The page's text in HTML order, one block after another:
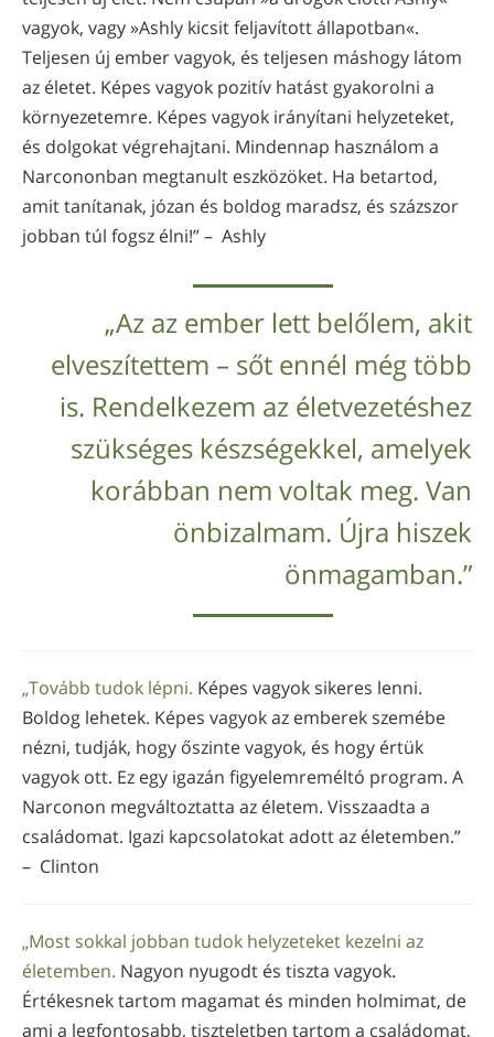
vagyok, vagy »Ashly kicsit feljavított állapotban«.
Teljesen új ember vagyok, és teljesen máshogy látom
az életet. Képes vagyok pozitív hatást gyakorolni a
környezetemre. Képes vagyok irányítani helyzeteket,
és dolgokat végrehajtani. Mindennap használom a
Narcononban megtanult eszközöket. Ha betartod,
amit tanítanak, józan és boldog maradsz, és százszor
jobban túl fogsz élni!” – Ashly
„Az az ember lett belőlem, akit
elveszítettem – sőt ennél még több
is. Rendelkezem az életvezetéshez
szükséges készségekkel, amelyek
korábban nem voltak meg. Van
önbizalmam. Újra hiszek
önmagamban.”
„Tovább tudok lépni. Képes vagyok sikeres lenni.
Boldog lehetek. Képes vagyok az emberek szemébe
nézni, tudják, hogy őszinte vagyok, és hogy értük
vagyok ott. Ez egy igazán figyelemreméltó program. A
Narconon megváltoztatta az életem. Visszaadta a
családomat. Igazi kapcsolatokat adott az életemben.”
– Clinton
„Most sokkal jobban tudok helyzeteket kezelni az
életemben. Nagyon nyugodt és tiszta vagyok.
Értékesnek tartom magamat és minden holmimat, de
ami a legfontosabb, tiszteletben tartom a családomat,